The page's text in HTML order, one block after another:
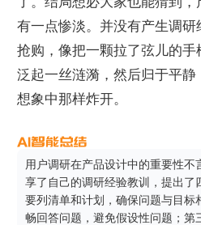
有一点惨淡。并没有产生调
抢购，像把一颗拉了弦儿的
泛起一丝涟漪，然后归于平
想象中那样炸开。
用户调研在产品设计中的重要性
享了自己的调研经验教训，提出了
要列清单和计划，确保问题与目标
畅回答问题，避免假设性问题；第